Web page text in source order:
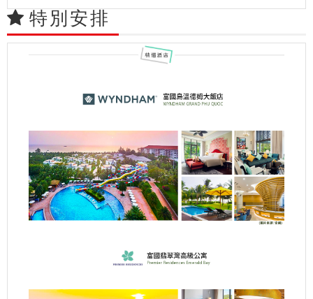
特別安排